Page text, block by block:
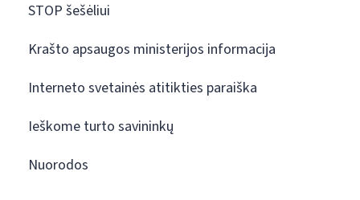
STOP šešėliui
Krašto apsaugos ministerijos informacija
Interneto svetainės atitikties paraiška
Ieškome turto savininkų
Nuorodos